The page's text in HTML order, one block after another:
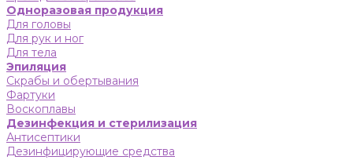
Одноразовая продукция
Для головы
Для рук и ног
Для тела
Эпиляция
Скрабы и обертывания
Фартуки
Воскоплавы
Дезинфекция и стерилизация
Антисептики
Дезинфицирующие средства